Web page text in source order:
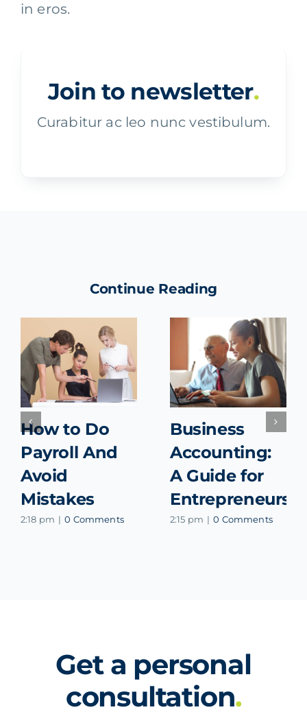
in eros.
Join to newsletter.
Curabitur ac leo nunc vestibulum.
Continue Reading
How to Do
Payroll And
Avoid
Mistakes
2:18 pm | 0 Comments
Business
Accounting:
A Guide for
Entrepreneurs
2:15 pm | 0 Comments
Get a personal
consultation.